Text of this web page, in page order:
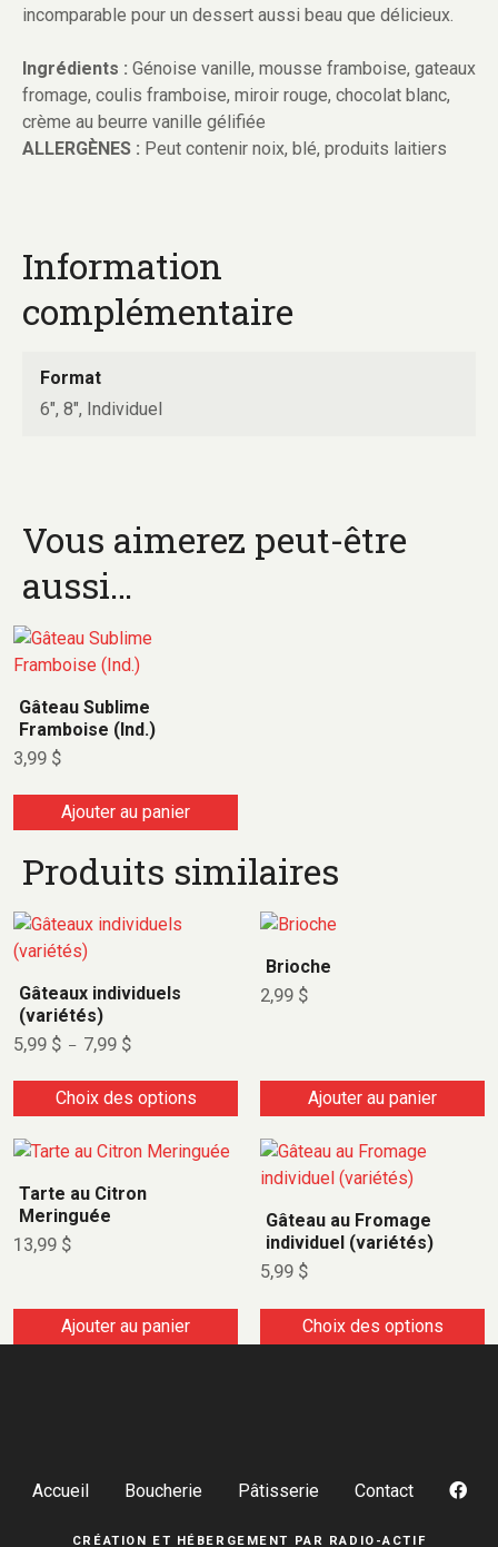
incomparable pour un dessert aussi beau que délicieux.
Ingrédients : Génoise vanille, mousse framboise, gateaux
fromage, coulis framboise, miroir rouge, chocolat blanc,
crème au beurre vanille gélifiée
ALLERGÈNES : Peut contenir noix, blé, produits laitiers
Information
complémentaire
Format
6", 8", Individuel
Vous aimerez peut-être
aussi…
Gâteau Sublime
Framboise (Ind.)
3,99 $
Ajouter au panier
Produits similaires
Gâteaux individuels
(variétés)
5,99 $ – 7,99 $
Choix des options
Brioche
2,99 $
Ajouter au panier
Tarte au Citron
Meringuée
13,99 $
Ajouter au panier
Gâteau au Fromage
individuel (variétés)
5,99 $
Choix des options
Accueil Boucherie Pâtisserie Contact
CRÉATION ET HÉBERGEMENT PAR RADIO-ACTIF